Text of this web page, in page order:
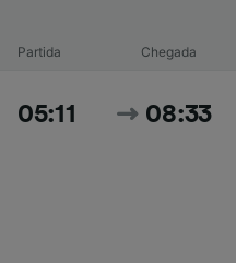
Partida Chegada
05:11 08:33